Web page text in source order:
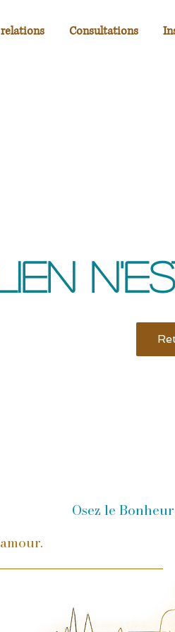
Consultations
Osez le